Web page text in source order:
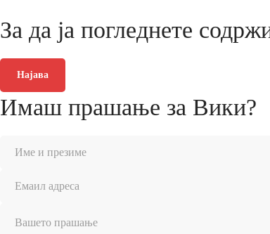
За да ја погледнете
Најава
Имаш прашање за Вики?